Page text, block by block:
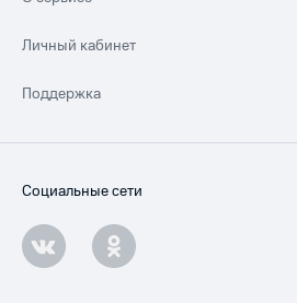
Личный кабинет
Поддержка
Социальные сети